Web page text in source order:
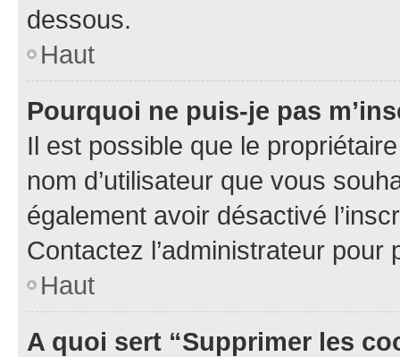
dessous.
Haut
Pourquoi ne puis-je pas
Il est possible que le
nom d’utilisateur que vous
également avoir désactivé
Contactez l’administrateur
Haut
A quoi sert “Supprimer les